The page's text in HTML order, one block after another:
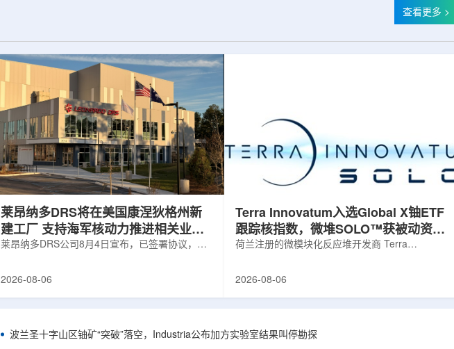
查看更多 >
莱昂纳多DRS将在美国康涅狄格州新
建工厂 支持海军核动力推进相关业务
增长
莱昂纳多DRS公司8月4日宣布，已签署协议，将
并为公司在核能领域的后续增长提供空间和基础
尔德帕克里奇路120号，占地约14.1087万平方英
尺。工厂建成后，将整合目前分布在康涅狄格州
2026-08-06
Terra Innovatum入选Global X铀ETF
跟踪核指数，微堆SOLO™获被动资金
曝光
荷兰注册的微模块化反应堆开发商 Terra
Arca: URA，资管超50亿美元)的跟踪基准，本次
CEO Alessandro Petruzzi 称，这使被动/主题投
资者可通过指数直接触达其 SOLO™ 微堆故事，
2026-08-06
波兰圣十字山区铀矿“突破”落空，Industria公布加方实验室结果叫停勘探